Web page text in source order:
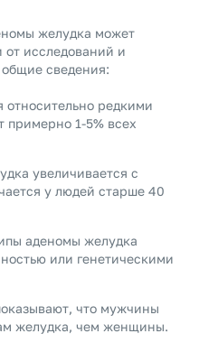
желудка может
от исследований и
сведения:
редкими
примерно 1-5% всех
увеличивается с
у людей старше 40
аденомы желудка
или генетическими
что мужчины
желудка, чем женщины.